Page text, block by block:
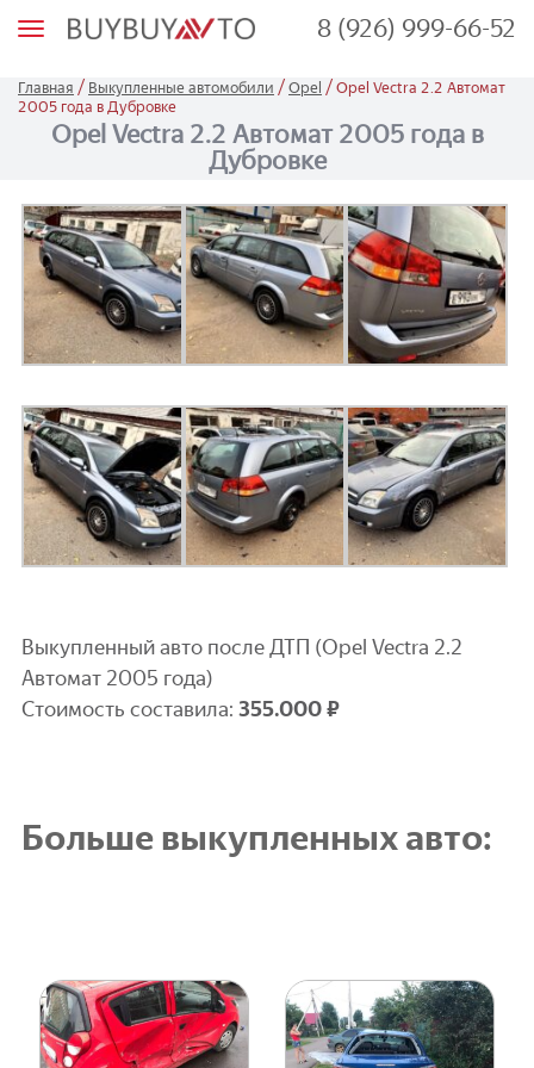
М
ю
8 (926) 999-66-52
Главная / Выкупленные автомобили / Opel / Opel Vectra 2.2 Автомат
2005 года в Дубровке
Opel Vectra 2.2 Автомат 2005 года в
Дубровке
Выкупленный авто после ДТП (Opel Vectra 2.2
Автомат 2005 года)
Стоимость составила: 355.000 ₽
Больше выкупленных авто: